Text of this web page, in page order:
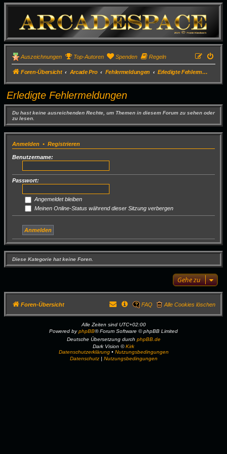
Auszeichnungen Top-Autoren Spenden Regeln
Foren-Übersicht Arcade Pro Fehlermeldungen Erledigte Fehlermeldungen
Erledigte Fehlermeldungen
Du hast keine ausreichenden Rechte, um Themen in diesem Forum zu sehen oder
zu lesen.
Anmelden • Registrieren
Benutzername:
Passwort:
Angemeldet bleiben
Meinen Online-Status während dieser Sitzung verbergen
Diese Kategorie hat keine Foren.
Gehe zu
Foren-Übersicht Alle Cookies löschen
FAQ
Alle Zeiten sind UTC+02:00
Powered byphpBB® Forum Software © phpBB Limited
Deutsche Übersetzung durch phpBB.de
Dark Vision ©Kirk
Datenschutzerklärung• Nutzungsbedingungen
Datenschutz| Nutzungsbedingungen